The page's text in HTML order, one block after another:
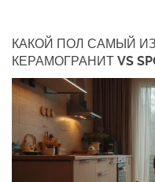
КАКОЙ ПОЛ САМЫЙ
КЕРАМОГРАНИТ VS